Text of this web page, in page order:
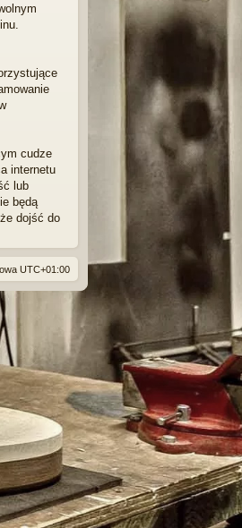
cudze
internetu
lub
będą
dojść do
UTC+01:00